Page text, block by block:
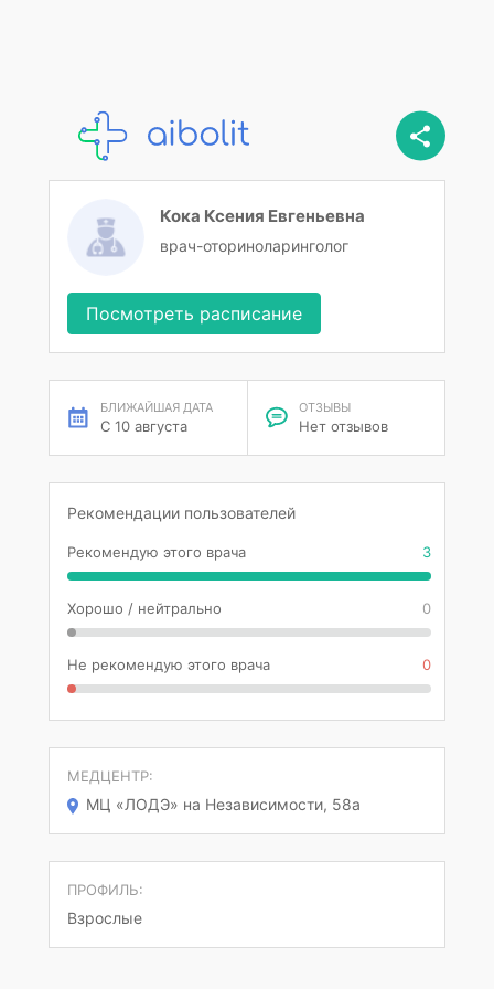
Кока Ксения Евгеньевна
врач-оториноларинголог
Посмотреть расписание
БЛИЖАЙШАЯ ДАТА
С 10 августа
ОТЗЫВЫ
Нет отзывов
Рекомендации пользователей
Рекомендую этого врача 3
Хорошо / нейтрально 0
Не рекомендую этого врача 0
МЕДЦЕНТР:
МЦ «ЛОДЭ» на Независимости, 58а
ПРОФИЛЬ:
Взрослые